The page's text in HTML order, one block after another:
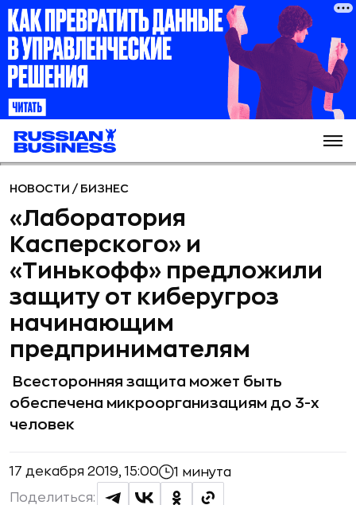
НОВОСТИ / БИЗНЕС
«Лаборатория
Касперского» и
«Тинькофф» предложили
защиту от киберугроз
начинающим
предпринимателям
Всесторонняя защита может быть
обеспечена микроорганизациям до 3-х
человек
17 декабря 2019, 15:00 1 минута
Поделиться: